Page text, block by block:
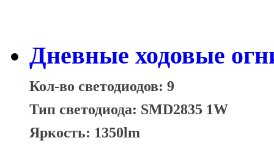
Дневные ходовые
Кол-во светодиодов: 9
Тип светодиода: SMD2835 1W
Яркость: 1350lm